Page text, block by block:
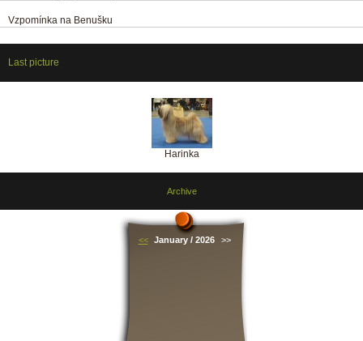
Vzpomínka na Benušku
Last picture
Harinka
Archive
<< January / 2026 >>